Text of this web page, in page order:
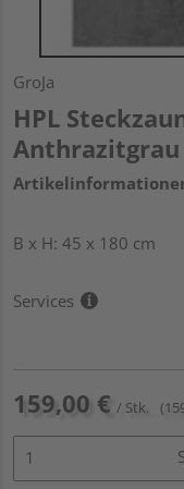
GroJa
HPL
Anthrazitgrau
B x H: 45 x 180 cm
Services
159,00 € / Stk.